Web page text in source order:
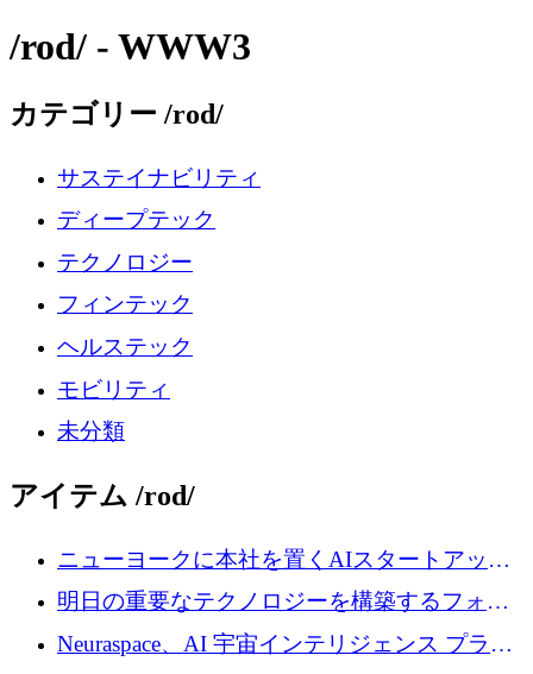
/rod/ - WWW3
カテゴリー /rod/
サステイナビリティ
ディープテック
テクノロジー
フィンテック
ヘルステック
モビリティ
未分類
アイテム /rod/
ニューヨークに本社を置くAIスタートアップ
Modal Labsがロンドンオフィスを開設
明日の重要なテクノロジーを構築するフォト
ニクスのスケールアップに対応する
Neuraspace、AI 宇宙インテリジェンス プラッ